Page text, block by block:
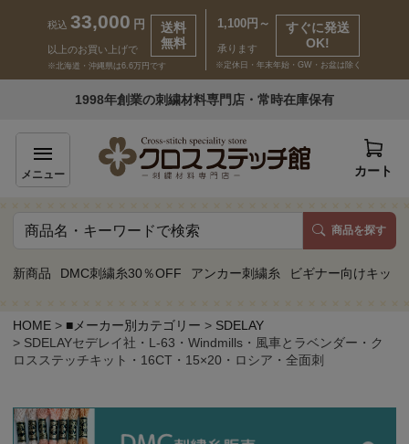
税込 33,000 円
以上のお買い上げで
送料
無料
※北海道・沖縄県は6.6万円です
1,100円～
承ります
すぐに発送
OK!
※定休日・年末年始・GW・お盆は除く
1998年創業の刺繍材料専門店・常時在庫保有
メニュー カート
商品を探す
新商品 DMC刺繍糸30％OFF アンカー刺繍糸 ビギナー向けキット
いらっしゃいませ ゲスト 様
商品一覧
取り扱いブランドから探す
HOME ■メーカー別カテゴリー
SDELAY
SDELAYセデレイ社・L-63・Windmills・風車とラベンダー・ク
ロスステッチキット・16CT・15×20・ロシア・全面刺